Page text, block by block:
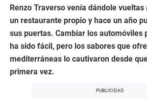
Renzo Traverso venía dándole
un restaurante propio y hace un año
sus puertas. Cambiar los automóviles
ha sido fácil, pero los sabores que
mediterráneas lo cautivaron desde
primera vez.